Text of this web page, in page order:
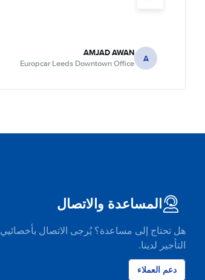
A
AMJAD AWAN
Europcar Leeds Downtown Office
المساعدة والاتصال
هل تحتاج إلى مساعدة؟ يُرجى الاتصال بأخصائيي
التأجير لدينا.
دعم العملاء